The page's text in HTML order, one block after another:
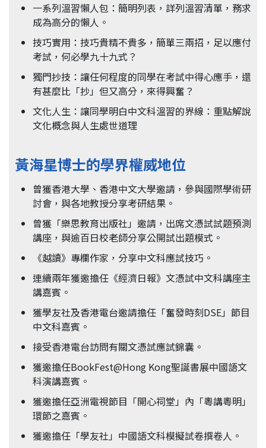
一系列溫習懶人包：簡明列表，詳列溫習清單，務求
成為高分的懶人。
技巧實用：技巧貴精不貴多，簡單三兩招，足以應付
考試，何必學九十九式？
獨門抄技：讓任何程度的同學在考試中得心應手，還
有甚麼比「抄」但又高分，來得興奮？
文化人生：讓同學明白中文科溫習的界線：重點解說
文化概念與人生處世道理
黃海星博士的學界權威地位
曾獲香港大學、香港中文大學邀請，參與國際學術研
討會，與各地教授分享考研結果。
曾獲「樂思教育出版社」邀請，出席文憑試試題預測
講座，與逾百日校老師分享公開試出題模式。
《越讀》專欄作家，分享中文科應試技巧。
連續兩年獲邀擔任《經濟日報》文憑試中文科講座主
講嘉賓。
獲學友社及香港電台邀請擔任「奮發時刻DSE」節目
中文科嘉賓。
接受香港電台訪問有關文憑試應試錦囊。
獲邀擔任BookFest@Hong Kong聖誕書展中國語文
科演講嘉賓。
獲邀擔任亞洲電視節目「開心祠堂」內「粵講粵明」
環節之嘉賓。
獲邀擔任「學友社」中國語文科模擬試卷撰卷人。